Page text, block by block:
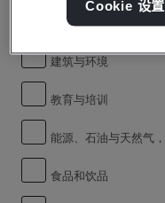
Cookie 设置